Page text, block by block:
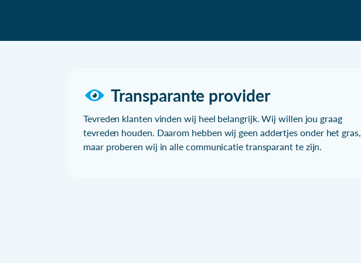
Transparante provider
Tevreden klanten vinden wij heel belangrijk. Wij willen jou graag
tevreden houden. Daarom hebben wij geen addertjes onder het gras,
maar proberen wij in alle communicatie transparant te zijn.